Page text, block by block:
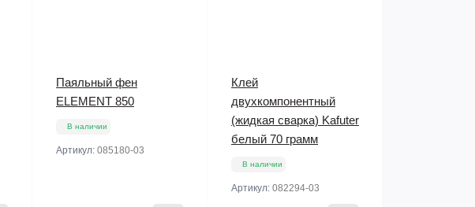
Паяльный фен
ELEMENT 850
В наличии
Артикул: 085180-03
Клей
двухкомпонентный
(жидкая сварка) Kafuter
белый 70 грамм
В наличии
Артикул: 082294-03